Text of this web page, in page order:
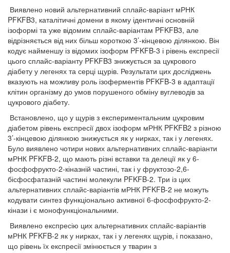
Виявлено новий альтернативний сплайс-варіант мРНК
PFKFB3, каталітичні домени в якому ідентичні основній
ізоформі та уже відомим сплайс-варіантам PFKFB3, але
відрізняється від них більш короткою 3’-кінцевою ділянкою. Він
кодує найменшу із відомих ізоформ PFKFB-3 і рівень експресії
цього сплайс-варіанту PFKFB3 знижується за цукрового
діабету у легенях та серці щурів. Результати цих досліджень
вказують на можливу роль ізоферментів PFKFB-3 в адаптації
клітин організму до умов порушеного обміну вуглеводів за
цукрового діабету.
Встановлено, що у щурів з експериментальним цукровим
діабетом рівень експресії двох ізоформ мРНК PFKFB2 з різною
3’-кінцевою ділянкою знижується як у нирках, так і у легенях.
Було виявлено чотири нових альтернативних сплайс-варіанти
мРНК PFKFB-2, що мають різні вставки та делеції як у 6-
фосфофрукто-2-кіназній частині, так і у фруктозо-2,6-
бісфосфатазній частині молекули PFKFB-2. Три із цих
альтернативних сплайс-варіантів мРНК PFKFB-2 не можуть
кодувати синтез функціонально активної 6-фосфофрукто-2-
кінази і є монофункціональними.
Виявлено експресію цих альтернативних сплайс-варіантів
мРНК PFKFB-2 як у нирках, так і у легенях щурів, і показано,
що рівень їх експресії змінюється у тварин з